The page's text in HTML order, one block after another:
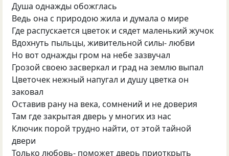
Душа однажды обожглась
Ведь она с природою жила и думала о мире
Где распускается цветок и сядет маленький жучок
Вдохнуть пыльцы, живительной силы- любви
Но вот однажды гром на небе зазвучал
Грозой своею засверкал и град на землю выпал
Цветочек нежный напугал и душу цветка он
заковал
Оставив рану на века, сомнений и не доверия
Там где закрытая дверь у многих из нас
Ключик порой трудно найти, от этой тайной
двери
Только любовь- поможет дверь приоткрыть